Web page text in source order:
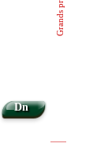
Dn